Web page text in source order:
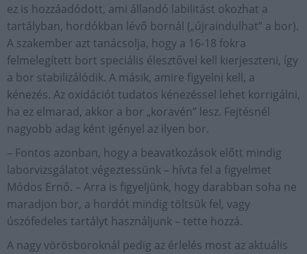
ez is hozzáadódott, ami állandó labilitást okozhat a
tartályban, hordókban lévő bornál („újraindulhat” a bor).
A szakember azt tanácsolja, hogy a 16-18 fokra
felmelegített bort speciális élesztővel kell kierjeszteni, így
a bor stabilizálódik. A másik, amire figyelni kell, a
kénezés. Az oxidációt tudatos kénezéssel lehet korrigálni,
ha ez elmarad, akkor a bor „koravén” lesz. Fejtésnél
nagyobb adag ként igényel az ilyen bor.
– Fontos azonban, hogy a beavatkozások előtt mindig
laborvizsgálatot végeztessünk – hívta fel a figyelmet
Módos Ernő. – Arra is figyeljünk, hogy darabban soha ne
maradjon bor, a hordót mindig töltsük fel, vagy
úszófedeles tartályt használjunk – tette hozzá.
A nagy vörösboroknál pedig az érlelés most az aktuális